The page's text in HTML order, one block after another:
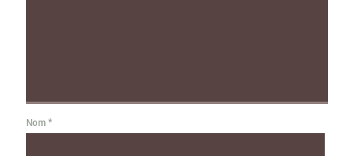
Nom*